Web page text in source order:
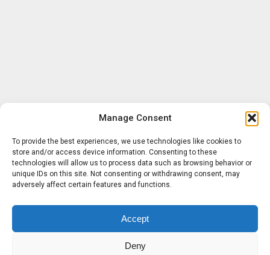
Manage Consent
To provide the best experiences, we use technologies like cookies to
store and/or access device information. Consenting to these
technologies will allow us to process data such as browsing behavior or
unique IDs on this site. Not consenting or withdrawing consent, may
adversely affect certain features and functions.
Accept
Deny